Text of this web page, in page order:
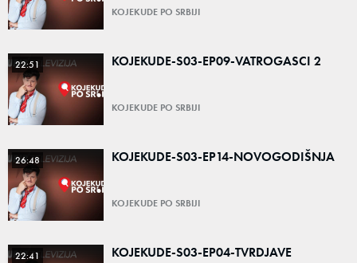
KOJEKUDE PO SRBIJI
22:51 KOJEKUDE-S03-EP09-VATROGASCI 2
KOJEKUDE PO SRBIJI
26:48 KOJEKUDE-S03-EP14-NOVOGODIŠNJA
KOJEKUDE PO SRBIJI
22:41 KOJEKUDE-S03-EP04-TVRDJAVE